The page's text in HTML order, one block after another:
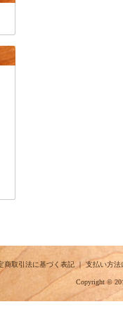
商取引法に基づく表記｜支払い方法
Copyright ©